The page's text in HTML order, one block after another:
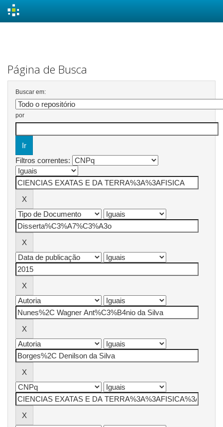
Página de Busca
Buscar em:
por
Filtros correntes: